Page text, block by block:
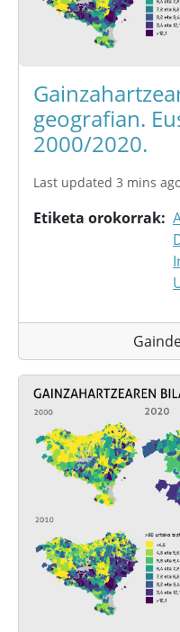
geografian.
2000/2020.
Last updated 3 mins
Etiketa orokorrak